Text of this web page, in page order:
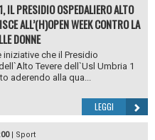
IL PRESIDIO OSPEDALIERO ALTO
ALL’(H)OPEN WEEK CONTRO LA
DONNE
iniziative che il Presidio
Tevere dell`Usl Umbria 1
aderendo alla qua...
LEGGI
| Sport